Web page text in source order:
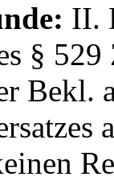
II.
§
Bekl.